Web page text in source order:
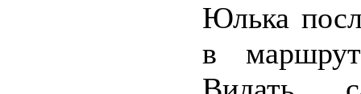
Юлька
в